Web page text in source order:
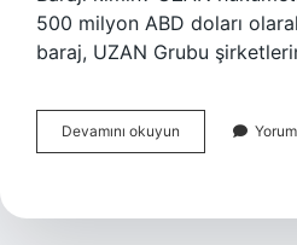
500 milyon ABD doları
baraj, UZAN Grubu
Devamını okuyun Adanada
Hangi